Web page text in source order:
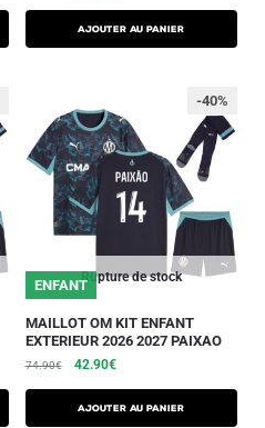
AJOUTER AU PANIER
Rupture de stock
ENFANT
-40%
MAILLOT OM KIT ENFANT
EXTERIEUR 2026 2027 PAIXAO
74.90€ 42.90€
AJOUTER AU PANIER